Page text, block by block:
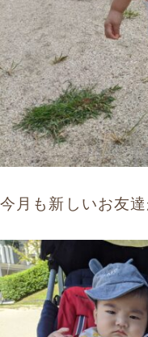
今月も新しいお友